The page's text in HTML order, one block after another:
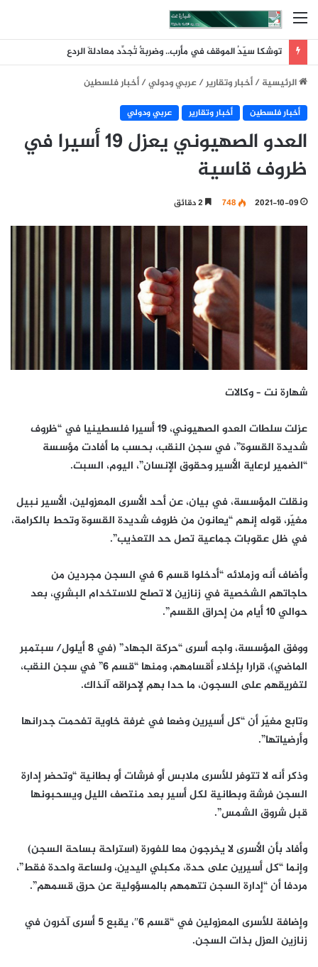
القائمة
توشكا سيّدُ الموقف في مأرب.. وضربةٌ تُجدِّد معادلةَ الردع
الرئيسية/أخبار وتقارير/عربي ودولي/أخبار فلسطين
أخبار فلسطين أخبار وتقارير عربي ودولي
العدو الصهيوني يعزل 19 أسيرا في
ظروف قاسية
2021-10-09
748
شهارة نت – وكالات
عزلت سلطات العدو الصهيوني، 19 أسيرا فلسطينيا في “ظروف
شديدة القسوة”، في سجن النقب، بحسب ما أفادت مؤسسة
“الضمير لرعاية الأسير وحقوق الإنسان”، اليوم، السبت.
ونقلت المؤسسة، في بيان، عن أحد الأسرى المعزولين، الأسير نبيل
مغيّر، قوله إنهم “يعانون من ظروف شديدة القسوة وتحط بالكرامة،
في ظل عقوبات جماعية تصل حد التعذيب”.
وأضاف أنه وزملائه “أدخلوا قسم 6 في السجن مجردين من
حاجاتهم الشخصية في زنازين لا تصلح للاستخدام البشري، بعد
حوالي 10 أيام من إحراق القسم”.
ووفق المؤسسة، واجه أسرى “حركة الجهاد” (في 8 أيلول/ سبتمبر
الماضي)، قرارا بإخلاء أقسامهم، ومنها “قسم 6” في سجن النقب،
لتفريقهم على السجون، ما حدا بهم لإحراقه آنذاك.
وتابع مغيّر أن “كل أسيرين وضعا في غرفة خاوية تفحمت جدرانها
وأرضياتها”.
وذكر أنه لا تتوفر للأسرى ملابس أو فرشات أو بطانية “وتحضر إدارة
السجن فرشة وبطانية لكل أسير بعد منتصف الليل ويسحبونها
قبل شروق الشمس”.
وأفاد بأن الأسرى لا يخرجون معا للفورة (استراحة بساحة السجن)
وإنما “كل أسيرين على حدة، مكبلي اليدين، ولساعة واحدة فقط”،
مردفا أن “إدارة السجن تتهمهم بالمسؤولية عن حرق قسمهم”.
وإضافة للأسرى المعزولين في “قسم 6″، يقبع 5 أسرى آخرون في
زنازين العزل بذات السجن.